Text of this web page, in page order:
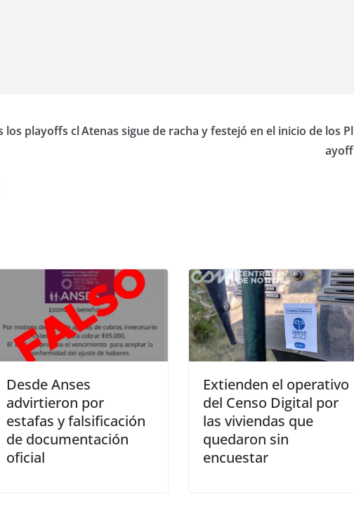
los playoffs clAtenas sigue de racha y festejó en el inicio de los Pl
ayoff
Desde Anses
advirtieron por
estafas y falsificación
de documentación
oficial
Extienden el operativo
del Censo Digital por
las viviendas que
quedaron sin
encuestar